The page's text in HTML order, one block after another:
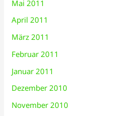
Mai 2011
April 2011
März 2011
Februar 2011
Januar 2011
Dezember 2010
November 2010